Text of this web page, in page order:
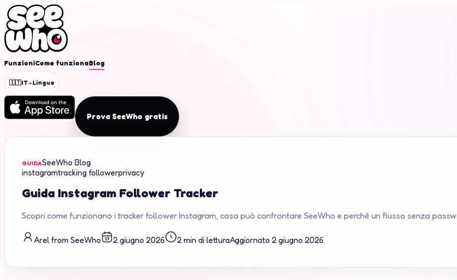
FunzioniCome funzionaBlog
🇮🇹IT ⌄Lingua
Prova SeeWho gratis
GUIDASeeWho Blog
instagramtracking followerprivacy
Guida Instagram Follower Tracker
Scopri come funzionano i tracker follower Instagram, cosa può confrontare SeeWho e perché un flusso senza
Arel from SeeWho 2 giugno 2026 2 min di letturaAggiornato 2 giugno 2026